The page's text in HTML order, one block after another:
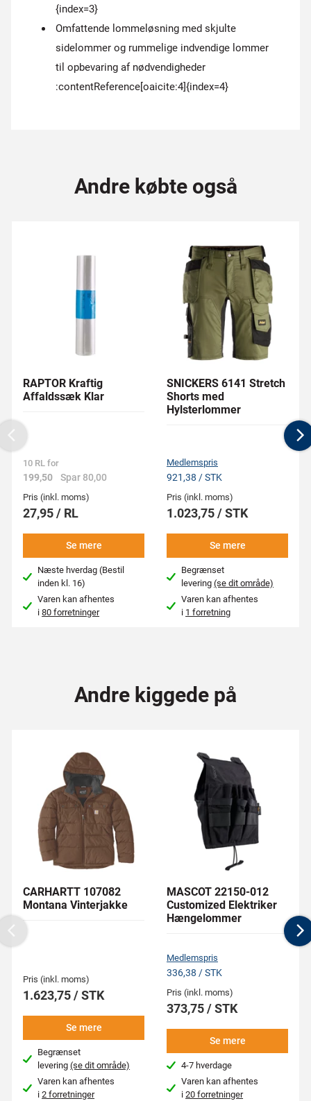
{index=3}
Omfattende lommeløsning med skjulte
sidelommer og rummelige indvendige lommer
til opbevaring af nødvendigheder
:contentReference[oaicite:4]{index=4}
Andre købte også
RAPTOR Kraftig
Affaldssæk Klar
10 RL for
199,50 Spar 80,00
Pris (inkl. moms)
27,95 / RL
Se mere
Næste hverdag (Bestil
inden kl. 16)
Varen kan afhentes
i80 forretninger
SNICKERS 6141 Stretch
Shorts med
Hylsterlommer
Medlemspris
921,38 / STK
Pris (inkl. moms)
1.023,75 / STK
Se mere
Begrænset
levering(se dit område)
Varen kan afhentes
i 1 forretning
Previous
Andre kiggede på
CARHARTT 107082
Montana Vinterjakke
Pris (inkl. moms)
1.623,75 / STK
Se mere
Begrænset
levering(se dit område)
Varen kan afhentes
i2 forretninger
MASCOT 22150-012
Customized Elektriker
Hængelommer
Medlemspris
336,38 / STK
Pris (inkl. moms)
373,75 / STK
Se mere
4-7 hverdage
Varen kan afhentes
i20 forretninger
Previous